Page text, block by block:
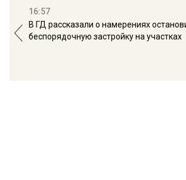
16:57
В ГД рассказали о намерениях
беспорядочную застройку на участках